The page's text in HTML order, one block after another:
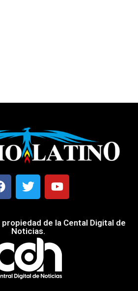
de la Cental Digital de
Noticias.